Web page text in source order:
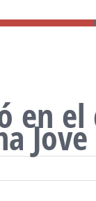
en el
Jove